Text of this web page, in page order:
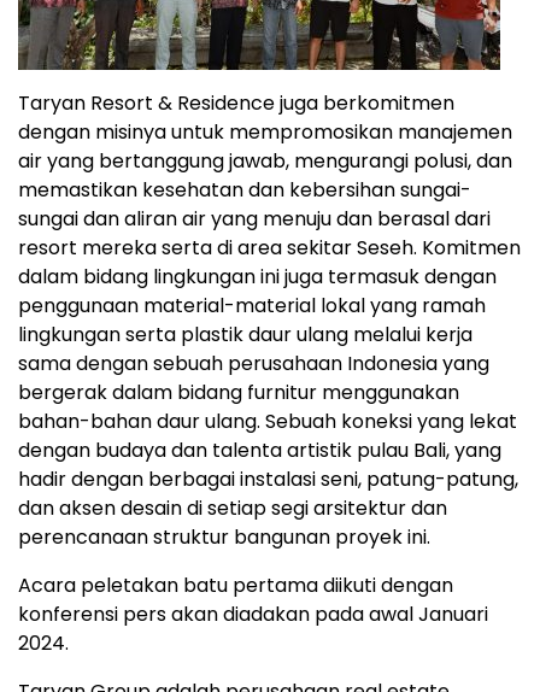
Taryan Resort & Residence juga berkomitmen
dengan misinya untuk mempromosikan manajemen
air yang bertanggung jawab, mengurangi polusi, dan
memastikan kesehatan dan kebersihan sungai-
sungai dan aliran air yang menuju dan berasal dari
resort mereka serta di area sekitar Seseh. Komitmen
dalam bidang lingkungan ini juga termasuk dengan
penggunaan material-material lokal yang ramah
lingkungan serta plastik daur ulang melalui kerja
sama dengan sebuah perusahaan Indonesia yang
bergerak dalam bidang furnitur menggunakan
bahan-bahan daur ulang. Sebuah koneksi yang lekat
dengan budaya dan talenta artistik pulau Bali, yang
hadir dengan berbagai instalasi seni, patung-patung,
dan aksen desain di setiap segi arsitektur dan
perencanaan struktur bangunan proyek ini.
Acara peletakan batu pertama diikuti dengan
konferensi pers akan diadakan pada awal Januari
2024.